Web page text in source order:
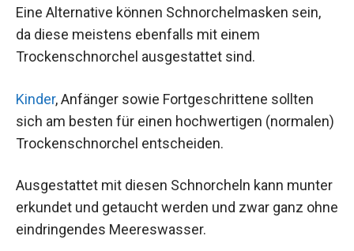
Eine Alternative können Schnorchelmasken sein,
da diese meistens ebenfalls mit einem
Trockenschnorchel ausgestattet sind.
Kinder, Anfänger sowie Fortgeschrittene sollten
sich am besten für einen hochwertigen (normalen)
Trockenschnorchel entscheiden.
Ausgestattet mit diesen Schnorcheln kann munter
erkundet und getaucht werden und zwar ganz ohne
eindringendes Meereswasser.